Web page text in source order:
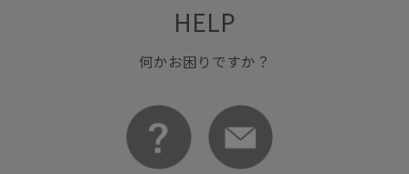
HELP
何かお困りですか？